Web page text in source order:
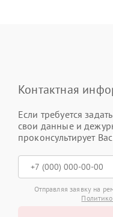
Контактная
Если требуется
свои данные и
проконсультирует
Отправляя заявку на